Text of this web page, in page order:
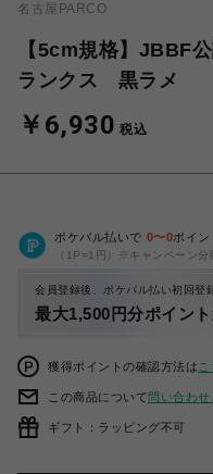
名古屋PARCO
【5cm規格】JBBF
ランクス 黒ラメ
￥6,930 税込
ポケパル払いで 0〜0ポイン
（1P=1円）※キャンペーン分
会員登録後、ポケパル払い初回登
最大1,500円分ポイン
獲得ポイントの確認方法は こ
この商品について問い合わせ
ギフト：ラッピング不可